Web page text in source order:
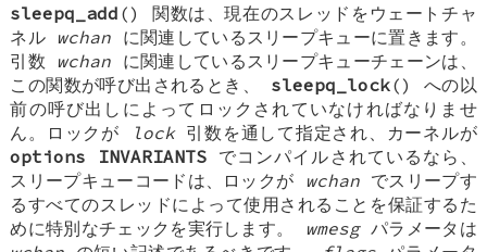
sleepq_add () 関数は、現在のスレッドをウェートチャ
ネル wchan に関連しているスリープキューに置きます。
引数 wchan に関連しているスリープキューチェーンは、
この関数が呼び出されるとき、 sleepq_lock() への以
前の呼び出しによってロックされていなければなりませ
ん。ロックが
lock引数を通して指定され、カーネルが
options INVARIANTS でコンパイルされているなら、
スリープキューコードは、ロックが wchanでスリープす
るすべてのスレッドによって使用されることを保証するた
めに特別なチェックを実行します。 wmesgパラメータは